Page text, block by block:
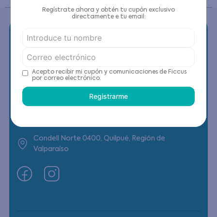
Contáctanos
(22) 6178818 - Compras Internet
Condell Norte 0400, Quilpué, Región de
Valparaíso
Regístrate ahora y obtén tu cupón exclusivo
directamente e tu email:
Acepto recibir mi cupón y comunicaciones de Ficcus
por correo electrónico.
Registrarme